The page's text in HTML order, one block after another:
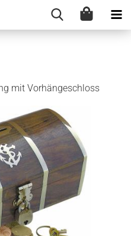
mit Vor­hän­ge­schloss